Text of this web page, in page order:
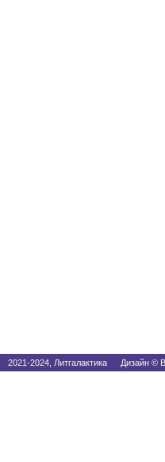
2021-2024, Литгалактика Дизайн ©